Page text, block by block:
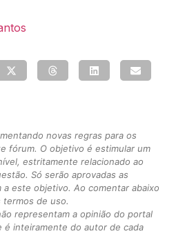
novas regras para os
fórum. O objetivo é estimular um
estritamente relacionado ao
Só serão aprovadas as
este objetivo. Ao comentar abaixo
termos de uso.
representam a opinião do portal
é inteiramente do autor de cada